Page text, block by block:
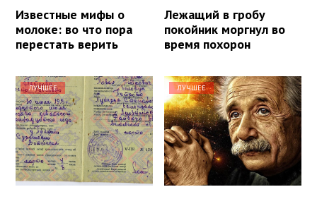
Известные мифы о
молоке: во что пора
перестать верить
Лежащий в гробу
покойник моргнул во
время похорон
ЛУЧШЕЕ ЛУЧШЕЕ